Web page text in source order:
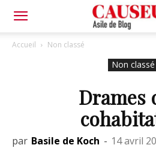
Asile
Accueil Non classé
Non classé
Drames
par Basile de Koch - 14 avril